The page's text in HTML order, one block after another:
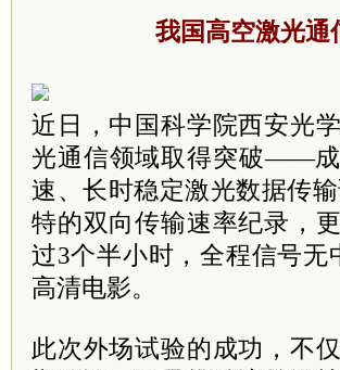
我国高空激光通
近日，中国科学院西安光
光通信领域取得突破——
速、长时稳定激光数据传
特的双向传输速率纪录，
过3个半小时，全程信号
高清电影。
此次外场试验的成功，不